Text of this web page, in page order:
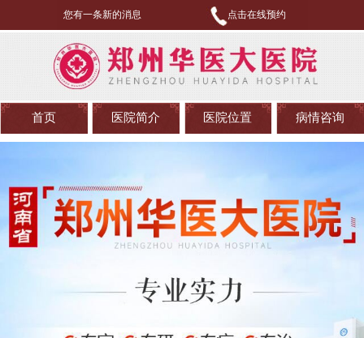
您有一条新的消息 点击在线预约
首页 医院简介 医院位置 病情咨询